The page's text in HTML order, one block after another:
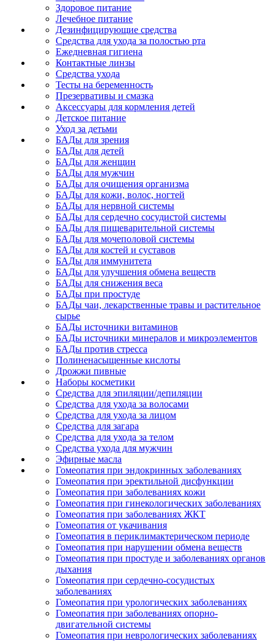
Здоровое питание
Лечебное питание
Дезинфицирующие средства
Средства для ухода за полостью рта
Ежедневная гигиена
Контактные линзы
Средства ухода
Тесты на беременность
Презервативы и смазка
Аксессуары для кормления детей
Детское питание
Уход за детьми
БАДы для зрения
БАДы для детей
БАДы для женщин
БАДы для мужчин
БАДы для очищения организма
БАДы для кожи, волос, ногтей
БАДы для нервной системы
БАДы для сердечно сосудистой системы
БАДы для пищеварительной системы
БАДы для мочеполовой системы
БАДы для костей и суставов
БАДы для иммунитета
БАДы для улучшения обмена веществ
БАДы для снижения веса
БАДы при простуде
БАДы чаи, лекарственные травы и растительное
сырье
БАДы источники витаминов
БАДы источники минералов и микроэлементов
БАДы против стресса
Полиненасыщенные кислоты
Дрожжи пивные
Наборы косметики
Средства для эпиляции/депиляции
Средства для ухода за волосами
Средства для ухода за лицом
Средства для загара
Средства для ухода за телом
Средства ухода для мужчин
Эфирные масла
Гомеопатия при эндокринных заболеваниях
Гомеопатия при эректильной дисфункции
Гомеопатия при заболеваниях кожи
Гомеопатия при гинекологических заболеваниях
Гомеопатия при заболеваниях ЖКТ
Гомеопатия от укачивания
Гомеопатия в периклимактерическом периоде
Гомеопатия при нарушении обмена веществ
Гомеопатия при простуде и заболеваниях органов
дыхания
Гомеопатия при сердечно-сосудистых
заболеваниях
Гомеопатия при урологических заболеваниях
Гомеопатия при заболеваниях опорно-
двигательной системы
Гомеопатия при неврологических заболеваниях